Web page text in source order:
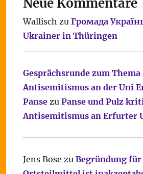
Neue Kommentare
Wallisch zu Громада
Ukrainer in Thüringen
Gesprächsrunde zum Thema
Antisemitismus an der Uni
Pansezu Panse und Pulz
Antisemitismus an Erfurter
Jens Bose zu Begründung